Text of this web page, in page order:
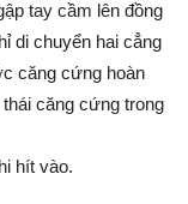
tay cầm lên đồng
di chuyển hai cẳng
căng cứng hoàn
căng cứng trong
hít vào.